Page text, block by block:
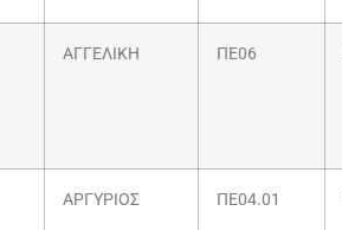
ΑΓΓΕΛΙΚΗ ΠΕ06
ΑΡΓΥΡΙΟΣ ΠΕ04.01